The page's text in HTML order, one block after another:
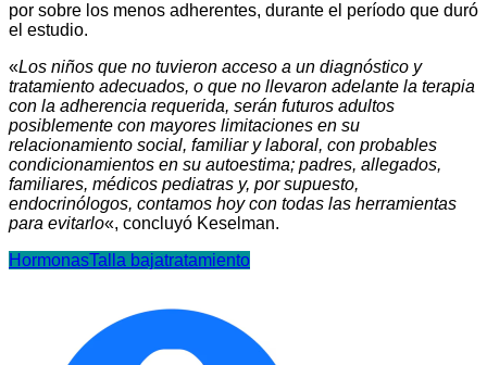
por sobre los menos adherentes, durante el período que duró
el estudio.
«Los niños que no tuvieron acceso a un diagnóstico y
tratamiento adecuados, o que no llevaron adelante la terapia
con la adherencia requerida, serán futuros adultos
posiblemente con mayores limitaciones en su
relacionamiento social, familiar y laboral, con probables
condicionamientos en su autoestima; padres, allegados,
familiares, médicos pediatras y, por supuesto,
endocrinólogos, contamos hoy con todas las herramientas
para evitarlo«, concluyó Keselman.
HormonasTalla bajatratamiento